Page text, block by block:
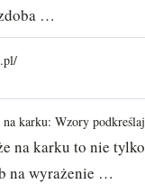
…
na karku: Wzory
na karku to nie
na wyrażenie …